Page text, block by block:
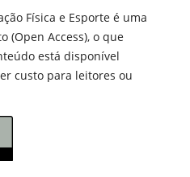
Física e Esporte é uma
(Open Access), o que
está disponível
custo para leitores ou